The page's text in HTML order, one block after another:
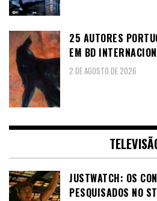
25 AUTORES
EM BD
2 DE AGOSTO DE 2026
JUSTWATCH: OS
PESQUISADOS NO